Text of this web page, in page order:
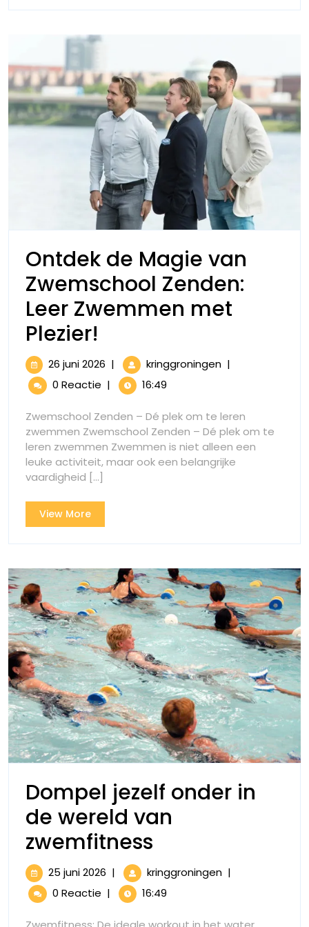
en
plezier!
Ontdek de Magie van
Zwemschool Zenden:
Leer Zwemmen met
Plezier!
de
Magie
van
Zwemschool
Zenden:
Leer
Zwemmen
met
26 juni 2026 26
juni
2026
| kringgroningenOntdek
Zwemschool
Zenden:
Leer
Zwemmen
|
0 Reactie | 16:49
Zwemschool Zenden – Dé plek om te leren
zwemmen Zwemschool Zenden – Dé plek om te
leren zwemmen Zwemmen is niet alleen een
leuke activiteit, maar ook een belangrijke
vaardigheid [...]
View MoreView
More
Dompel jezelf onder in
de wereld van
zwemfitness
jezelf
onder
in
25 juni 2026 25
juni
2026
| kringgroningenDompel
|
0 Reactie | 16:49